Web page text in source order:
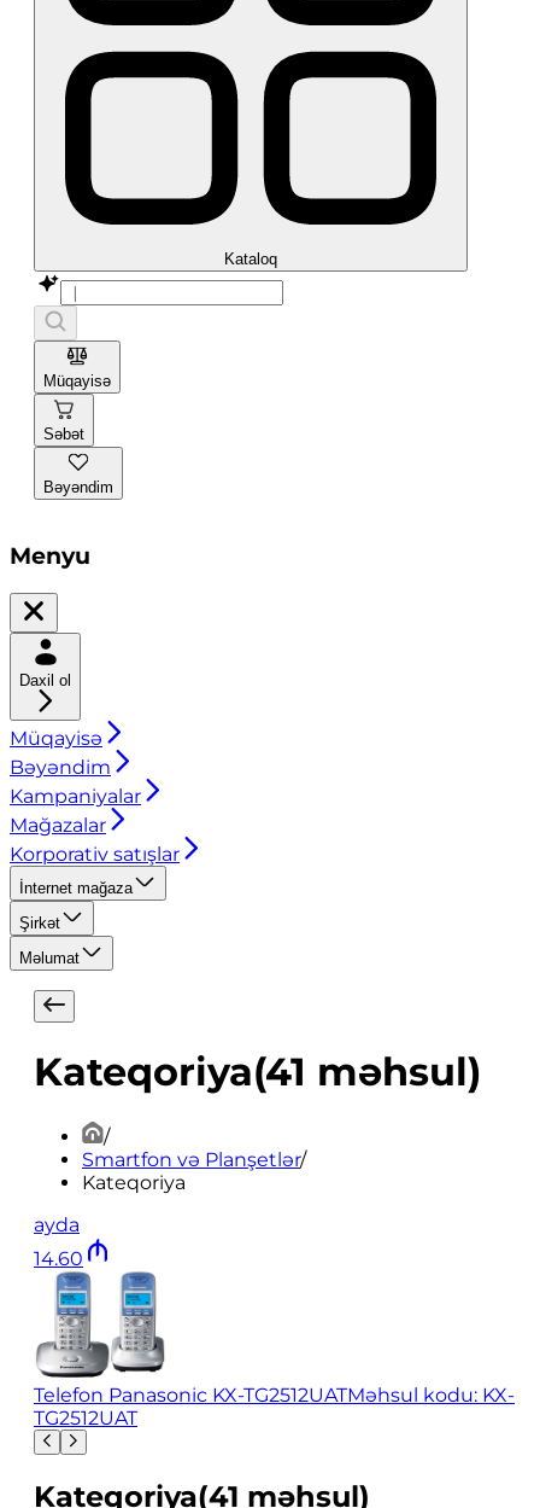
Kataloq
Müqayisə
Səbət
Bəyəndim
Menyu
Daxil ol
Müqayisə
Bəyəndim
Kampaniyalar
Mağazalar
Korporativ satışlar
İnternet mağaza
Şirkət
Məlumat
Kateqoriya(41 məhsul)
/
Smartfon və Planşetlər/
Kateqoriya
ayda
14.60
Telefon Panasonic KX-TG2512UATMəhsul kodu: KX-
TG2512UAT
Kateqoriya(41 məhsul)